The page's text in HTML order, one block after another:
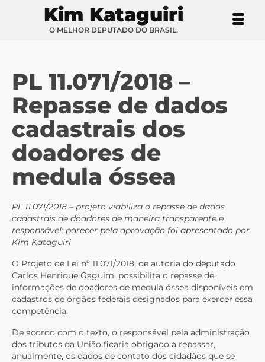
Kim Kataguiri
O MELHOR DEPUTADO DO BRASIL.
PL 11.071/2018 –
Repasse de dados
cadastrais dos
doadores de
medula óssea
PL 11.071/2018 – projeto viabiliza o repasse de dados
cadastrais de doadores de maneira transparente e
responsável; parecer pela aprovação foi apresentado por
Kim Kataguiri
O Projeto de Lei nº 11.071/2018, de autoria do deputado
Carlos Henrique Gaguim, possibilita o repasse de
informações de doadores de medula óssea disponíveis em
cadastros de órgãos federais designados para exercer essa
competência.
De acordo com o texto, o responsável pela administração
dos tributos da União ficaria obrigado a repassar,
anualmente, os dados de contato dos cidadãos que se